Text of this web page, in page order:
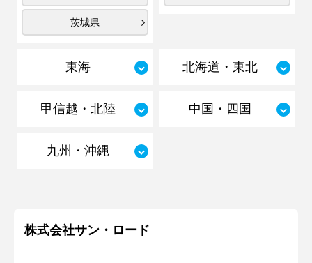
茨城県
東海 北海道・東北
甲信越・北陸 中国・四国
九州・沖縄
株式会社サン・ロード